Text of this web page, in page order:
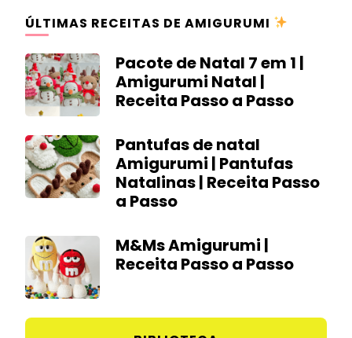
ÚLTIMAS RECEITAS DE AMIGURUMI
Pacote de Natal 7 em 1 |
Amigurumi Natal |
Receita Passo a Passo
Pantufas de natal
Amigurumi | Pantufas
Natalinas | Receita Passo
a Passo
M&Ms Amigurumi |
Receita Passo a Passo